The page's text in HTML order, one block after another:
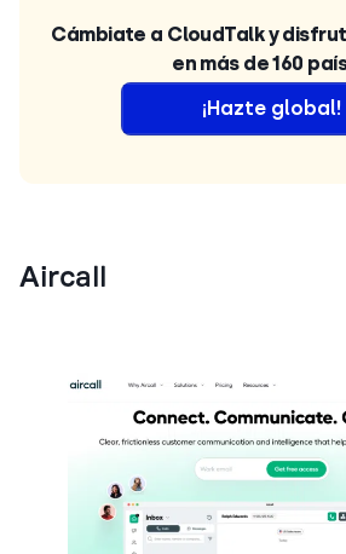
Cámbiate a CloudTalk y
en más de 160
¡Hazte global!
Aircall